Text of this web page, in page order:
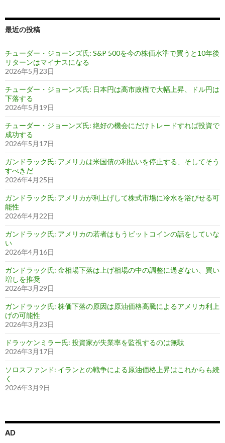
最近の投稿
チューダー・ジョーンズ氏: S&P 500を今の株価水準で買うと10年後
リターンはマイナスになる
2026年5月23日
チューダー・ジョーンズ氏: 日本円は高市政権で大幅上昇、ドル円は
下落する
2026年5月19日
チューダー・ジョーンズ氏: 絶好の機会にだけトレードすれば投資で
成功する
2026年5月17日
ガンドラック氏: アメリカは米国債の利払いを停止する、そしてそう
すべきだ
2026年4月25日
ガンドラック氏: アメリカが利上げして株式市場に冷水を浴びせる可
能性
2026年4月22日
ガンドラック氏: アメリカの若者はもうビットコインの話をしていな
い
2026年4月16日
ガンドラック氏: 金相場下落は上げ相場の中の調整に過ぎない、買い
増しを推奨
2026年3月29日
ガンドラック氏: 株価下落の原因は原油価格高騰によるアメリカ利上
げの可能性
2026年3月23日
ドラッケンミラー氏: 投資家が失業率を監視するのは無駄
2026年3月17日
ソロスファンド: イランとの戦争による原油価格上昇はこれからも続
く
2026年3月9日
AD